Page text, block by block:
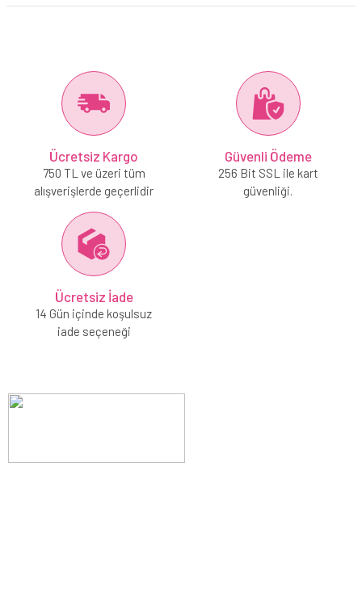
Ücretsiz Kargo
750 TL ve üzeri tüm
alışverişlerde geçerlidir
Güvenli Ödeme
256 Bit SSL ile kart
güvenliği.
Ücretsiz İade
14 Gün içinde koşulsuz
iade seçeneği